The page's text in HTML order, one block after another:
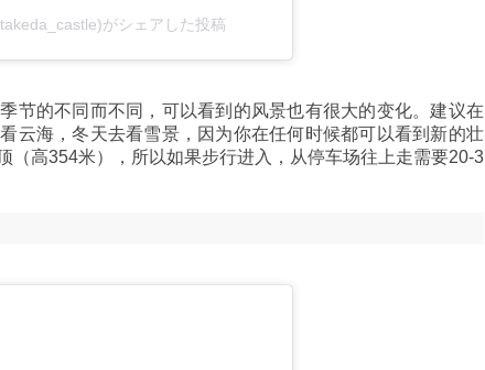
がシェアした投稿
节的不同而不同，可以看到的风景也有很大的变化。建议在
云海，冬天去看雪景，因为你在任何时候都可以看到新的壮
（高354米），所以如果步行进入，从停车场往上走需要20-3